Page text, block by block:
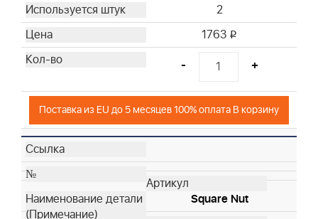
2
1763 i
- +
Поставка из EU до 5 месяцев 100% оплата В корзину
Square Nut